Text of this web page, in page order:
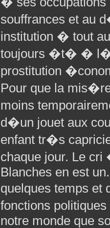
souffrances et au
institution � tout
toujours �t� �
prostitution
Pour que la
moins
d�un jouet aux
enfant tr�s
chaque jour. Le
Blanches en est
quelques temps et
fonctions
notre monde que